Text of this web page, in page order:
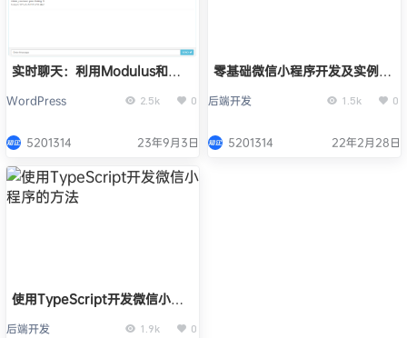
实时聊天：利用Modulus和
WordPress 2.5k 0
5201314 23年9月3日
零基础微信小程序开发及实例详
后端开发 1.5k 0
5201314 22年2月28日
使用TypeScript开发微信小程
后端开发 1.9k 0